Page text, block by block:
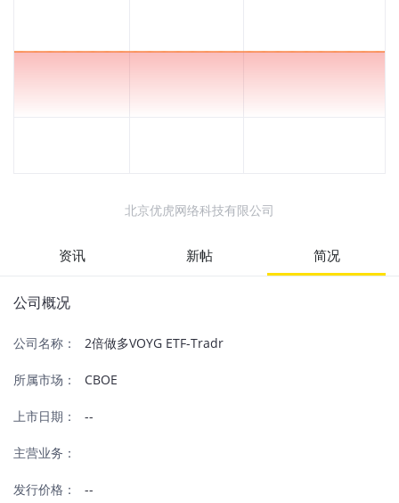
北京优虎网络科技有限公司
资讯 新帖 简况
公司概况
公司名称： 2倍做多VOYG ETF-Tradr
所属市场： CBOE
上市日期： --
主营业务：
发行价格： --